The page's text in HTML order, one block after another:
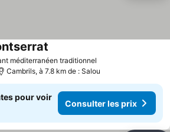
méditerranéen traditionnel
Cambrils, à 7.8 km de : Salou
pour voir
Consulter les prix